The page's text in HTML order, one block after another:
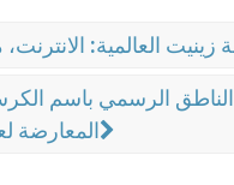
زينيت العالمية: الانترنت،
الرسمي باسم
المعارضة